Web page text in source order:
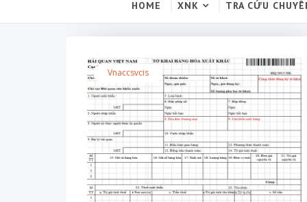
HOME XNK TRA CỨU
Vnaccsvcis